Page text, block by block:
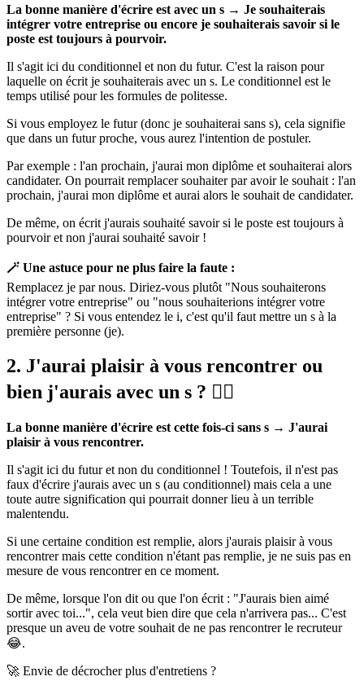
La bonne manière d'écrire est avec un s → Je souhaiterais
intégrer votre entreprise ou encore je souhaiterais savoir si le
poste est toujours à pourvoir.
Il s'agit ici du conditionnel et non du futur. C'est la raison pour
laquelle on écrit je souhaiterais avec un s. Le conditionnel est le
temps utilisé pour les formules de politesse.
Si vous employez le futur (donc je souhaiterai sans s), cela signifie
que dans un futur proche, vous aurez l'intention de postuler.
Par exemple : l'an prochain, j'aurai mon diplôme et souhaiterai alors
candidater. On pourrait remplacer souhaiter par avoir le souhait : l'an
prochain, j'aurai mon diplôme et aurai alors le souhait de candidater.
De même, on écrit j'aurais souhaité savoir si le poste est toujours à
pourvoir et non j'aurai souhaité savoir !
🪄 Une astuce pour ne plus faire la faute :
Remplacez je par nous. Diriez-vous plutôt "Nous souhaiterons
intégrer votre entreprise" ou "nous souhaiterions intégrer votre
entreprise" ? Si vous entendez le i, c'est qu'il faut mettre un s à la
première personne (je).
2. J'aurai plaisir à vous rencontrer ou
bien j'aurais avec un s ? 🤷‍♂️
La bonne manière d'écrire est cette fois-ci sans s → J'aurai
plaisir à vous rencontrer.
Il s'agit ici du futur et non du conditionnel ! Toutefois, il n'est pas
faux d'écrire j'aurais avec un s (au conditionnel) mais cela a une
toute autre signification qui pourrait donner lieu à un terrible
malentendu.
Si une certaine condition est remplie, alors j'aurais plaisir à vous
rencontrer mais cette condition n'étant pas remplie, je ne suis pas en
mesure de vous rencontrer en ce moment.
De même, lorsque l'on dit ou que l'on écrit : "J'aurais bien aimé
sortir avec toi...", cela veut bien dire que cela n'arrivera pas... C'est
presque un aveu de votre souhait de ne pas rencontrer le recruteur
😂.
🚀 Envie de décrocher plus d'entretiens ?